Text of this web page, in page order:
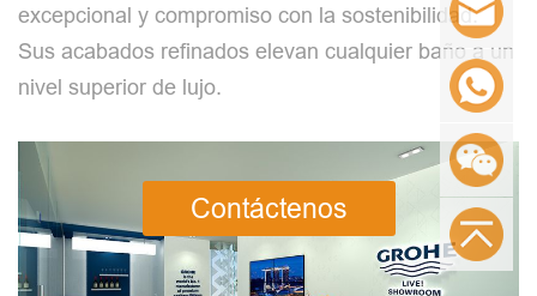
excepcional y compromiso con la sostenibilidad.
Sus acabados refinados elevan cualquier baño a un
nivel superior de lujo.
Contáctenos